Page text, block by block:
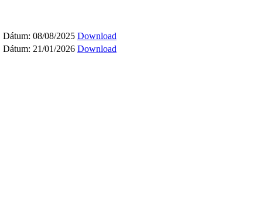
08/08/2025 Download
21/01/2026 Download